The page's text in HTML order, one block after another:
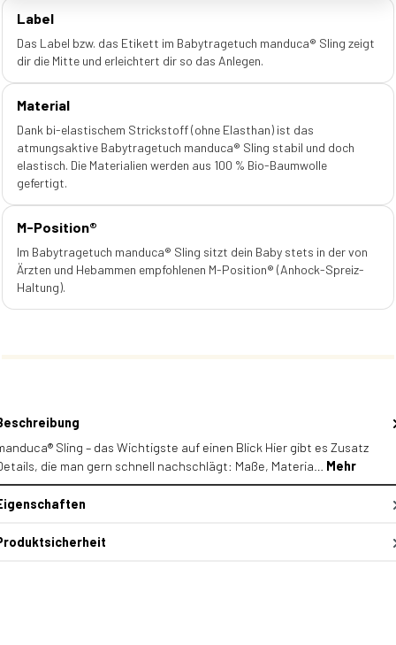
Label
Das Label bzw. das Etikett im Babytragetuch manduca® Sling zeigt
dir die Mitte und erleichtert dir so das Anlegen.
Material
Dank bi-elastischem Strickstoff (ohne Elasthan) ist das
atmungsaktive Babytragetuch manduca® Sling stabil und doch
elastisch. Die Materialien werden aus 100 % Bio-Baumwolle
gefertigt.
M-Position®
Im Babytragetuch manduca® Sling sitzt dein Baby stets in der von
Ärzten und Hebammen empfohlenen M-Position® (Anhock-Spreiz-
Haltung).
Sling – das Wichtigste auf einen Blick Hier gibt es Zusatz
die man gern schnell nachschlägt: Maße, Materia… Mehr